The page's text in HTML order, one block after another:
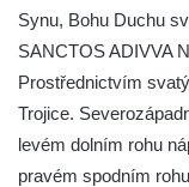
Synu, Bohu Duchu
SANCTOS ADIVVA
Prostřednictvím
Trojice.
levém dolním rohu
pravém spodním